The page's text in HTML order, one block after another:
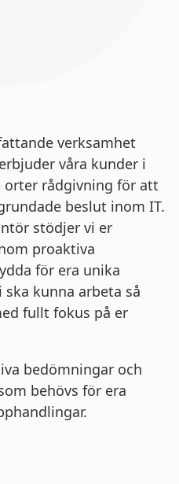
verksamhet
våra kunder i
orter rådgivning för att
beslut inom IT.
stödjer vi er
proaktiva
för era unika
kunna arbeta så
fullt fokus på er
bedömningar och
behövs för era